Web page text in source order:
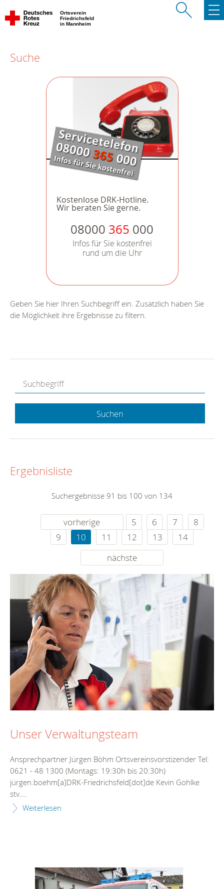
Ortsverein
Friedrichsfeld
in Mannheim
Suche
Kostenlose DRK-Hotline.
Wir beraten Sie gerne.
08000 365 000
Infos für Sie kostenfrei
rund um die Uhr
Geben Sie hier Ihren Suchbegriff ein. Zusätzlich haben Sie
die Möglichkeit ihre Ergebnisse zu filtern.
Suchen
Ergebnisliste
Suchergebnisse 91 bis 100 von 134
vorherige 5 6 7
8
9
10 11 12 13
14
nächste
Unser Verwaltungsteam
Ansprechpartner Jürgen Böhm Ortsvereinsvorstizender Tel:
0621 - 48 1300 (Montags: 19:30h bis 20:30h)
jürgen.boehm[a]DRK-Friedrichsfeld[dot]de Kevin Gohlke
stv....
Weiterlesen